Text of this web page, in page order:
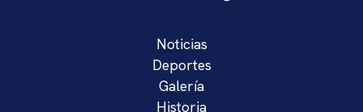
Noticias
Deportes
Galería
Historia